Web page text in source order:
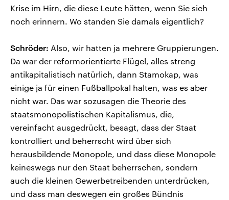
Krise im Hirn, die diese Leute hätten, wenn Sie sich
noch erinnern. Wo standen Sie damals eigentlich?
Schröder: Also, wir hatten ja mehrere Gruppierungen.
Da war der reformorientierte Flügel, alles streng
antikapitalistisch natürlich, dann Stamokap, was
einige ja für einen Fußballpokal halten, was es aber
nicht war. Das war sozusagen die Theorie des
staatsmonopolistischen Kapitalismus, die,
vereinfacht ausgedrückt, besagt, dass der Staat
kontrolliert und beherrscht wird über sich
herausbildende Monopole, und dass diese Monopole
keineswegs nur den Staat beherrschen, sondern
auch die kleinen Gewerbetreibenden unterdrücken,
und dass man deswegen ein großes Bündnis